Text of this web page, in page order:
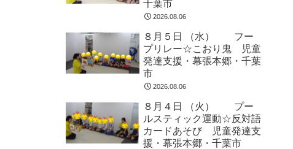
千葉市
2026.08.06
８月５日 （水） フー
プリレー☆こおり鬼 児童
発達支援・幕張本郷・千葉
市
2026.08.06
８月４日 （火） プー
ルスティック運動☆反対語
カードあそび 児童発達支
援・幕張本郷・千葉市